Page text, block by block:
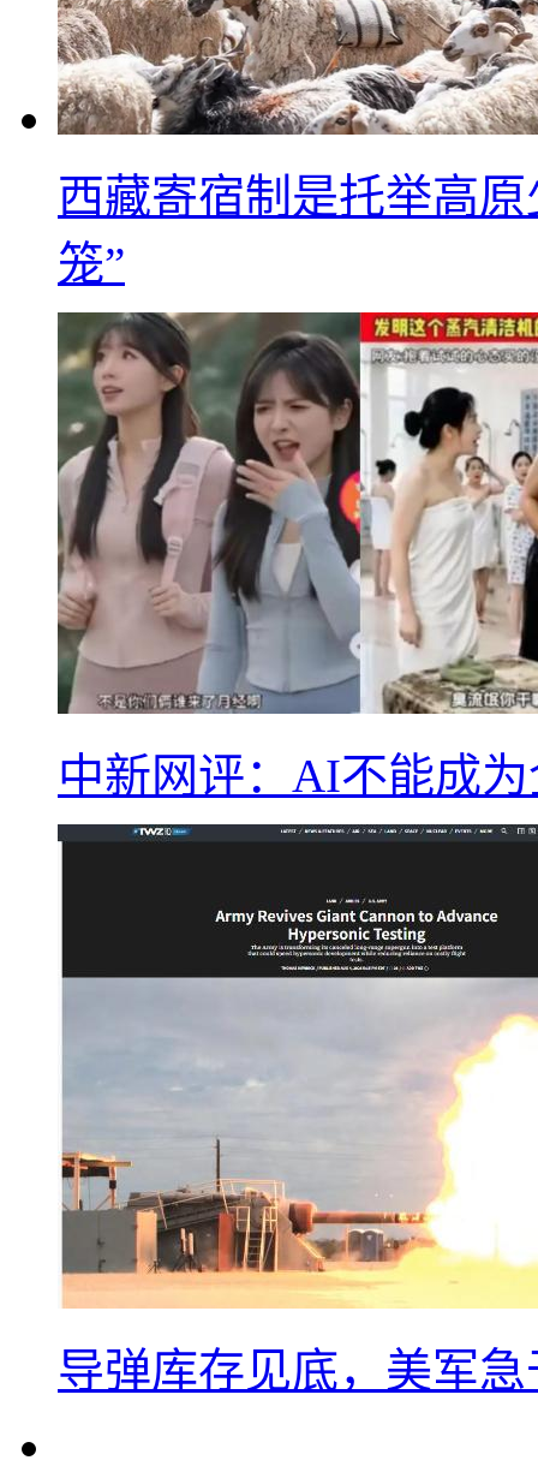
西藏寄宿制是托举高
笼”
中新网评：AI不能成
导弹库存见底，美军